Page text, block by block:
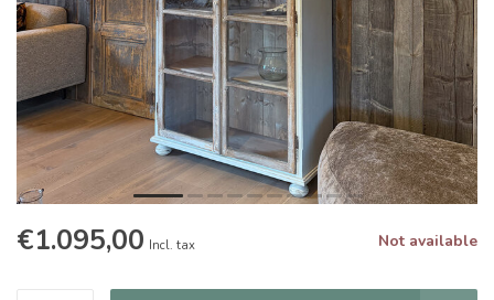
€1.095,00 Incl. tax Not available